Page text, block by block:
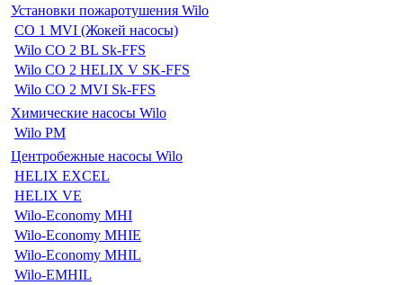
Установки пожаротушения Wilo
CO 1 MVI (Жокей насосы)
Wilo CO 2 BL Sk-FFS
Wilo CO 2 HELIX V SK-FFS
Wilo CO 2 MVI Sk-FFS
Химические насосы Wilo
Wilo PM
Центробежные насосы Wilo
HELIX EXCEL
HELIX VE
Wilo-Economy MHI
Wilo-Economy MHIE
Wilo-Economy MHIL
Wilo-EMHIL